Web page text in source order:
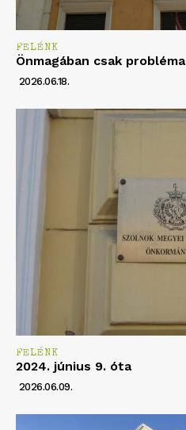
FELÉNK
Önmagában csak probléma
2026.06.18.
FELÉNK
2024. június 9. óta
2026.06.09.